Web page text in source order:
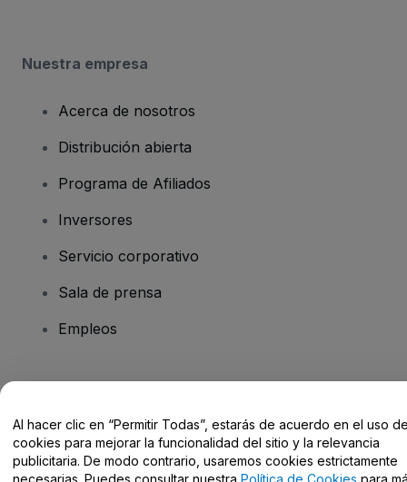
Nuestra empresa
Acerca de nosotros
Distribución abierta
Programa de Afiliados
Inversores
Servicio corporativo
Sala de prensa
Empleos
Centro de Ayuda / Contacto
Al hacer clic en “Permitir Todas”, estarás de acuerdo en el uso
cookies para mejorar la funcionalidad del sitio y la relevancia
publicitaria. De modo contrario, usaremos cookies estrictamente
necesarias. Puedes consultar nuestra Política de Cookies para